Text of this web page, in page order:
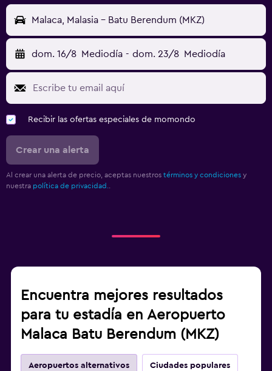
Malaca, Malasia - Batu Berendum (MKZ)
dom. 16/8 Mediodía - dom. 23/8 Mediodía
Recibir las ofertas especiales de momondo
Crear una alerta
Al crear una alerta de precio, aceptas nuestros términos y condiciones y
nuestra política de privacidad..
Encuentra mejores resultados
para tu estadía en Aeropuerto
Malaca Batu Berendum (MKZ)
Aeropuertos alternativos Ciudades populares